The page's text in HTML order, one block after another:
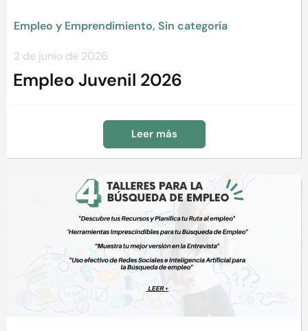
Empleo y Emprendimiento, Sin categoría
2 de junio de 2026
Empleo Juvenil 2026
Leer más